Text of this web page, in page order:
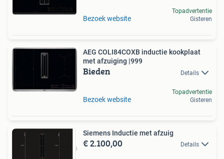
Bezoek website
Topadvertentie
Gisteren
AEG COLI84COXB inductie kookplaat
met afzuiging |999
Bieden Details
Bezoek website
Topadvertentie
Gisteren
Siemens Inductie met afzuig
€ 2.100,00 Details